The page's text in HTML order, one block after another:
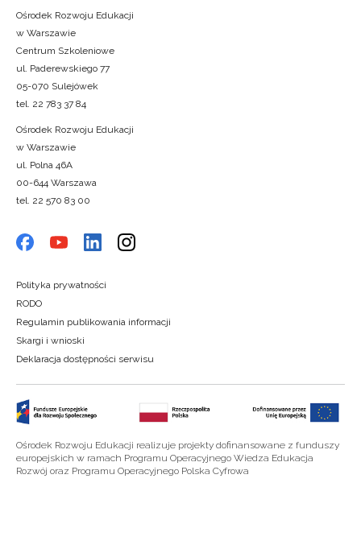
Ośrodek Rozwoju Edukacji
w Warszawie
Centrum Szkoleniowe
ul. Paderewskiego 77
05-070 Sulejówek
tel. 22 783 37 84
Ośrodek Rozwoju Edukacji
w Warszawie
ul. Polna 46A
00-644 Warszawa
tel. 22 570 83 00
Polityka prywatności
RODO
Regulamin publikowania informacji
Skargi i wnioski
Deklaracja dostępności serwisu
Ośrodek Rozwoju Edukacji realizuje projekty dofinansowane z funduszy
europejskich w ramach Programu Operacyjnego Wiedza Edukacja
Rozwój oraz Programu Operacyjnego Polska Cyfrowa